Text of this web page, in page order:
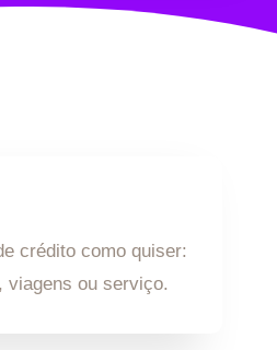
crédito como quiser:
viagens ou serviço.